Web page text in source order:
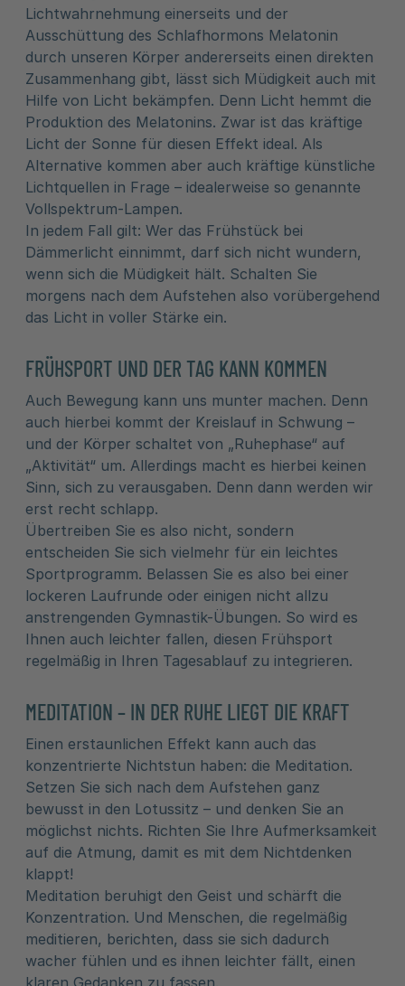
Lichtwahrnehmung einerseits und der
Ausschüttung des Schlafhormons Melatonin
durch unseren Körper andererseits einen direkten
Zusammenhang gibt, lässt sich Müdigkeit auch mit
Hilfe von Licht bekämpfen. Denn Licht hemmt die
Produktion des Melatonins. Zwar ist das kräftige
Licht der Sonne für diesen Effekt ideal. Als
Alternative kommen aber auch kräftige künstliche
Lichtquellen in Frage – idealerweise so genannte
Vollspektrum-Lampen.
In jedem Fall gilt: Wer das Frühstück bei
Dämmerlicht einnimmt, darf sich nicht wundern,
wenn sich die Müdigkeit hält. Schalten Sie
morgens nach dem Aufstehen also vorübergehend
das Licht in voller Stärke ein.
FRÜHSPORT UND DER TAG KANN KOMMEN
Auch Bewegung kann uns munter machen. Denn
auch hierbei kommt der Kreislauf in Schwung –
und der Körper schaltet von „Ruhephase“ auf
„Aktivität“ um. Allerdings macht es hierbei keinen
Sinn, sich zu verausgaben. Denn dann werden wir
erst recht schlapp.
Übertreiben Sie es also nicht, sondern
entscheiden Sie sich vielmehr für ein leichtes
Sportprogramm. Belassen Sie es also bei einer
lockeren Laufrunde oder einigen nicht allzu
anstrengenden Gymnastik-Übungen. So wird es
Ihnen auch leichter fallen, diesen Frühsport
regelmäßig in Ihren Tagesablauf zu integrieren.
MEDITATION – IN DER RUHE LIEGT DIE KRAFT
Einen erstaunlichen Effekt kann auch das
konzentrierte Nichtstun haben: die Meditation.
Setzen Sie sich nach dem Aufstehen ganz
bewusst in den Lotussitz – und denken Sie an
möglichst nichts. Richten Sie Ihre Aufmerksamkeit
auf die Atmung, damit es mit dem Nichtdenken
klappt!
Meditation beruhigt den Geist und schärft die
Konzentration. Und Menschen, die regelmäßig
meditieren, berichten, dass sie sich dadurch
wacher fühlen und es ihnen leichter fällt, einen
klaren Gedanken zu fassen.